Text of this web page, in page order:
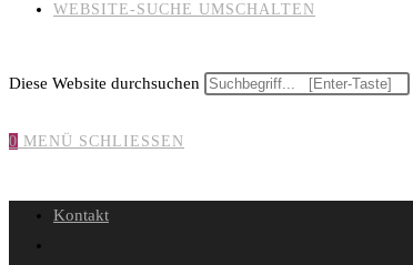
WEBSITE-SUCHE UMSCHALTEN
Diese Website durchsuchen
0 MENÜ SCHLIESSEN
Kontakt